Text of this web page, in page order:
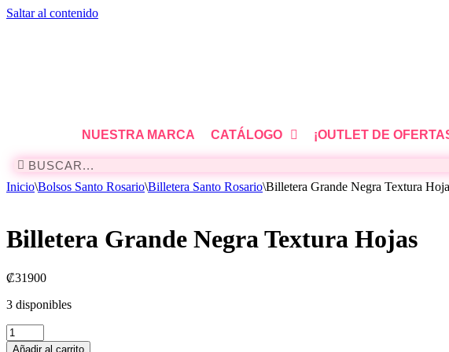
Saltar al contenido
NUESTRA MARCA CATÁLOGO ¡OUTLET DE
Inicio\Bolsos Santo Rosario\Billetera Santo Rosario\Billetera Grande Negra Textura
Billetera Grande Negra Textura Hojas
₡31900
3 disponibles
Añadir al carrito